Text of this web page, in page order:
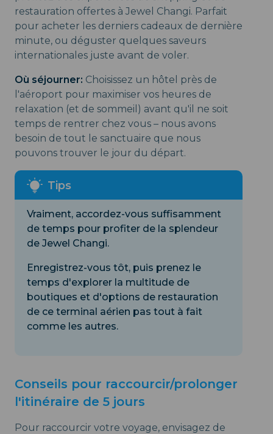
restauration offertes à Jewel Changi. Parfait
pour acheter les derniers cadeaux de dernière
minute, ou déguster quelques saveurs
internationales juste avant de voler.
Où séjourner: Choisissez un hôtel près de
l'aéroport pour maximiser vos heures de
relaxation (et de sommeil) avant qu'il ne soit
temps de rentrer chez vous – nous avons
besoin de tout le sanctuaire que nous
pouvons trouver le jour du départ.
Vraiment, accordez-vous suffisamment
de temps pour profiter de la splendeur
de Jewel Changi.
Enregistrez-vous tôt, puis prenez le
temps d'explorer la multitude de
boutiques et d'options de restauration
de ce terminal aérien pas tout à fait
comme les autres.
Conseils pour raccourcir/prolonger
l'itinéraire de 5 jours
Pour raccourcir votre voyage, envisagez de